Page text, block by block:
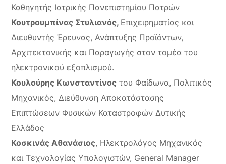
Καθηγητής Ιατρικής Πανεπιστημίου Πατρών
Κουτρουμπίνας Στυλιανός, Επιχειρηματίας και
Διευθυντής Έρευνας, Ανάπτυξης Προϊόντων,
Αρχιτεκτονικής και Παραγωγής στον τομέα του
ηλεκτρονικού εξοπλισμού.
Κουλούρης Κωνσταντίνος του Φαίδωνα, Πολιτικός
Μηχανικός, Διεύθυνση Αποκατάστασης
Επιπτώσεων Φυσικών Καταστροφών Δυτικής
Ελλάδος
Κοσκινάς Αθανάσιος, Ηλεκτρολόγος Μηχανικός
και Τεχνολογίας Υπολογιστών, General Manager